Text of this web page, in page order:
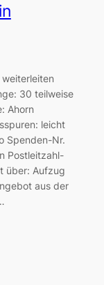
30 teilweise
Ahorn
leicht
Spenden-Nr.
Postleitzahl-
über: Aufzug
aus der